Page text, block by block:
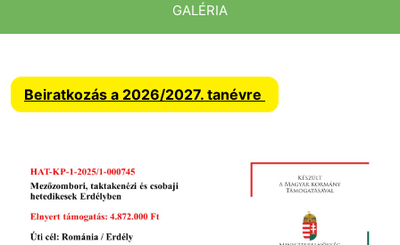
GALÉRIA
Beiratkozás a 2026/2027. tanévre